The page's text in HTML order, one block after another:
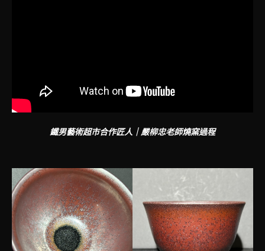
鐵男藝術超市合作匠人｜嚴柳忠老師燒窯過程